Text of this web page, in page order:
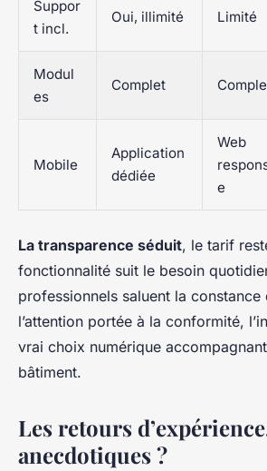
Suppor
t incl.
Oui, illimité Limité
Modul
es
Complet
Mobile
Application
dédiée
Web
e
La transparence séduit, le tarif
fonctionnalité suit le besoin
professionnels saluent la constance
l’attention portée à la conformité,
vrai choix numérique
bâtiment.
Les retours
anecdotiques ?